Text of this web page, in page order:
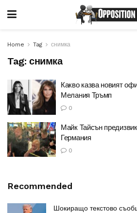
Home Tag снимка
Tag: снимка
Какво казва новият
Мелания Тръмп
0
Майк Тайсън
Германия
0
Recommended
Шокиращо текстово